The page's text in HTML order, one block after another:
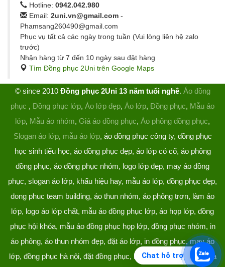
Chat hỗ trợ
Hotline: 0942.042.980
Email: 2uni.vn@gmail.com -
Phamsang260490@gmail.com
Phục vụ tất cả các ngày trong tuần (Vui lòng liên hệ zalo
trước)
Nhận hàng từ 7 đến 10 ngày sau đặt hàng
Tìm Đồng phục 2Uni trên Google Maps
© since 2010 Đồng phục 2Uni 13 năm tuổi nghề. Áo đồng
phục , Đồng phục lớp, Áo lớp đẹp, Áo lớp, Đồng phục, Mẫu áo
lớp, Mẫu áo nhóm, Giá áo đồng phục, Áo phông đồng phục,
Slogan áo lớp, mẫu áo lớp, áo đồng phục công ty, đồng phục
học sinh tiểu học, áo đồng phục đẹp, áo lớp có cổ, áo phông
đồng phục, áo đồng phục nhóm, logo lớp đẹp, may áo đồng
phục, slogan áo lớp, khẩu hiệu hay, mẫu áo lớp, đồng phục đẹp,
dong phuc team building, áo thun nhóm, áo phông trơn, làm áo
lớp, logo áo lớp chất, mẫu áo đồng phục lớp, áo họp lớp, đồng
phục hội khóa, mẫu áo đồng phục họp lớp, đồng phục nhóm, in
áo phông, áo thun nhóm đẹp, đặt áo lớp, in đồng phục, may áo
lớp, đồng phục hà nội, đặt đồng phục, làm đồng phục, áo lớp hà